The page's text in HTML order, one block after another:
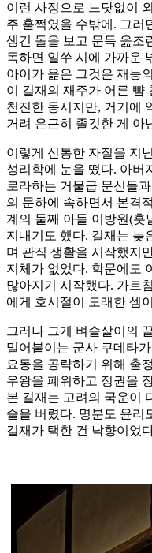
이런 사정으로 느닷없이
주 훌쩍였을 수밖에. 그러
생긴 돌을 보고 문득 읊조
독하면 일쑤 시에 가까운
아이가 읊은 그것은 재능
이 길재의 재주가 어른 뺨
천진한 동시지만, 거기에
거려 은근히 졸깃한 게 아
이렇게 신통한 자질을 지
성리학에 눈을 떴다. 아버
로라하는 거물급 문신들
의 문하에 속하면서 본격
계의 둘째 아들 이방원(훗
지내기도 했다. 길재는 늦
며 관직 생활을 시작했지
지체가 없었다. 학문에도
많아지기 시작했다. 가르
에게 호시절이 도래한 셈
그러나 그게 벼슬살이의
밀어붙이는 군사 쿠데타
요동을 공략하기 위해 출
우왕을 폐위하고 정권을
본 길재는 고려의 국운이
슬을 버렸다. 명분도 윤리
길재가 택한 건 낙향이었